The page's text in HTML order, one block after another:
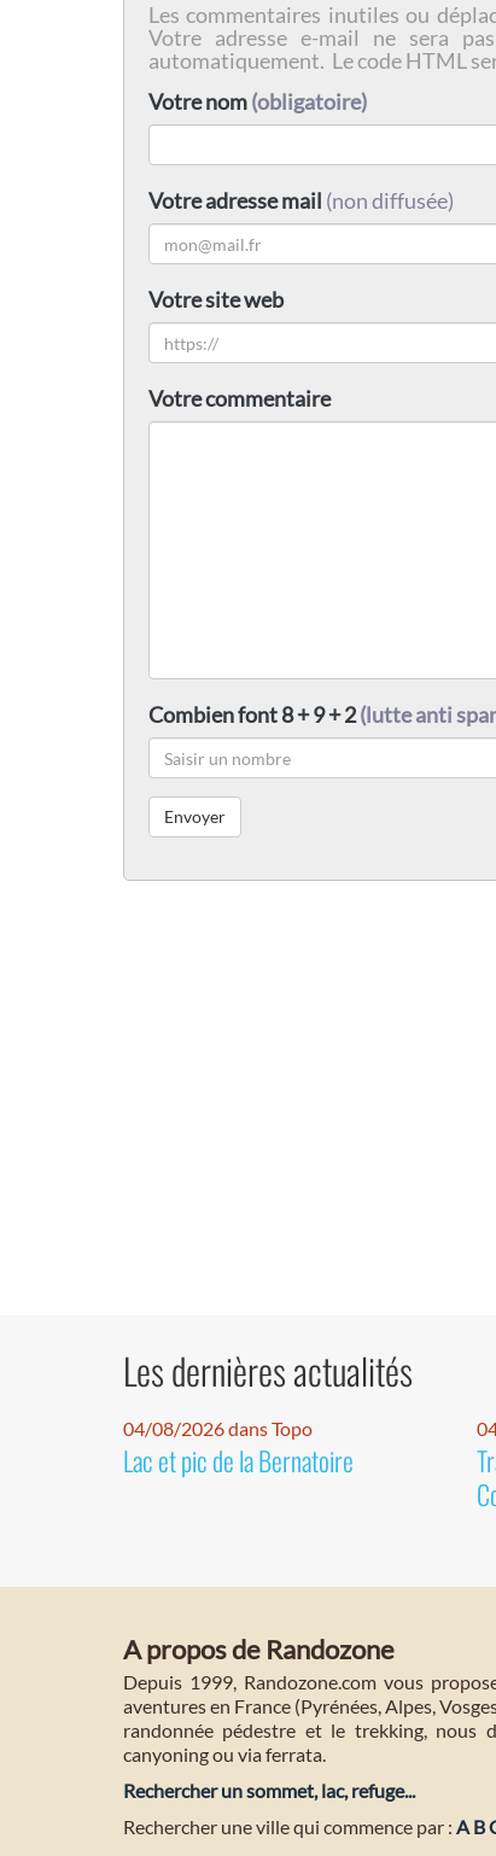
Les commentaires inutiles ou
Votre adresse e-mail ne sera
automatiquement. Le code HTML
Votre nom(obligatoire)
Votre adresse mail (non diffusée)
Votre site web
Votre commentaire
Combien font 8 + 9 + 2(lutte anti
Les dernières actualités
04/08/2026 dans Topo
Lac et pic de la Bernatoire
A propos de Randozone
Depuis 1999, Randozone.com vous
aventures en France (Pyrénées, Alpes,
randonnée pédestre et le trekking, nous
canyoning ou via ferrata.
Rechercher un sommet, lac, refuge...
Rechercher une ville qui commence par : A B